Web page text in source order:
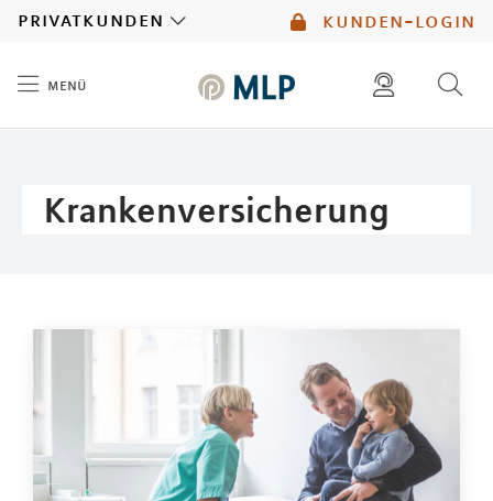
kunden-login
privatkunden
menü
Krankenversicherung